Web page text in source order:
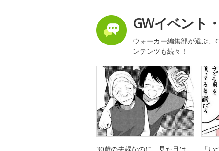
GWイベント
ウォーカー編集部が選ぶ、
ンテンツも続々！
30歳の夫婦なのに、見た目は 「